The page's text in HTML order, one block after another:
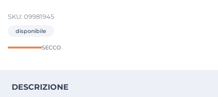
SKU: 09981945
disponibile
SECCO
DESCRIZIONE